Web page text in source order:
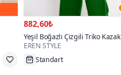
882,60₺
Yeşil Boğazlı Çizgili Triko Kazak
EREN STYLE
Tükenmek Üzere